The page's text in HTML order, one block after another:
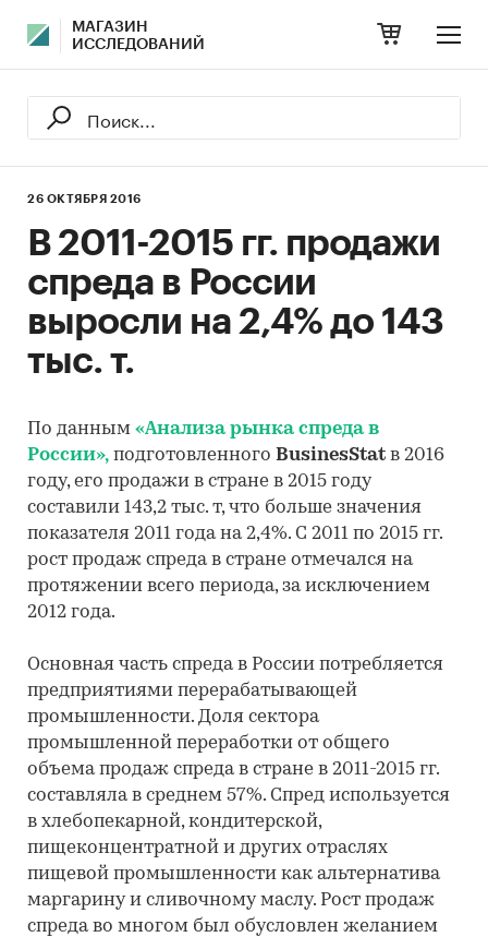
МАГАЗИН
ИССЛЕДОВАНИЙ
26 ОКТЯБРЯ 2016
В 2011-2015 гг. продажи
спреда в России
выросли на 2,4% до 143
тыс. т.
По данным «Анализа рынка спреда в
России», подготовленного BusinesStat в 2016
году, его продажи в стране в 2015 году
составили 143,2 тыс. т, что больше значения
показателя 2011 года на 2,4%. С 2011 по 2015 гг.
рост продаж спреда в стране отмечался на
протяжении всего периода, за исключением
2012 года.
Основная часть спреда в России потребляется
предприятиями перерабатывающей
промышленности. Доля сектора
промышленной переработки от общего
объема продаж спреда в стране в 2011-2015 гг.
составляла в среднем 57%. Спред используется
в хлебопекарной, кондитерской,
пищеконцентратной и других отраслях
пищевой промышленности как альтернатива
маргарину и сливочному маслу. Рост продаж
спреда во многом был обусловлен желанием